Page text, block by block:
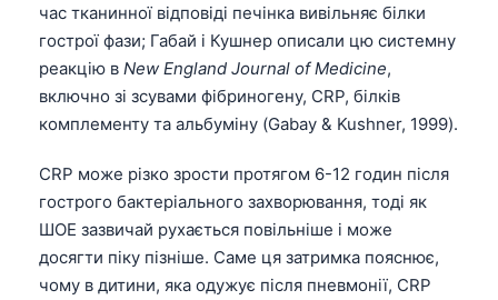
час тканинної відповіді печінка вивільняє білки
гострої фази; Габай і Кушнер описали цю системну
реакцію в New England Journal of Medicine,
включно зі зсувами фібриногену, CRP, білків
комплементу та альбуміну (Gabay & Kushner, 1999).
CRP може різко зрости протягом 6-12 годин після
гострого бактеріального захворювання, тоді як
ШОЕ зазвичай рухається повільніше і може
досягти піку пізніше. Саме ця затримка пояснює,
чому в дитини, яка одужує після пневмонії, CRP